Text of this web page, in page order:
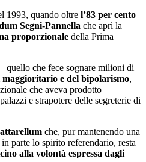
1993, quando oltre l’83 per cento
Segni-Pannella che aprì la
proporzionale della Prima
˗ quello che fece sognare milioni di
maggioritario e del bipolarismo,
che aveva prodotto
e strapotere delle segreterie di
che, pur mantenendo una
parte lo spirito referendario, resta
alla volontà espressa dagli